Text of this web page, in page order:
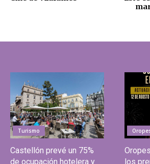
Turismo
Castellón prevé un 75%
de ocupación hotelera y
los